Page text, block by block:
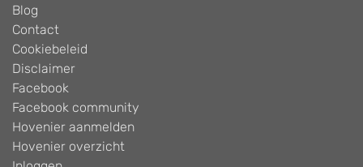
Blog
Contact
Cookiebeleid
Disclaimer
Facebook
Facebook community
Hovenier aanmelden
Hovenier overzicht